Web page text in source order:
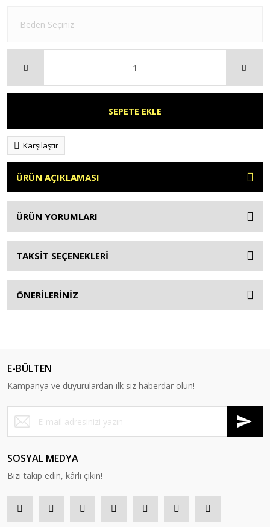
SEPETE EKLE
Karşılaştır
ÜRÜN AÇIKLAMASI
ÜRÜN YORUMLARI
TAKSİT SEÇENEKLERİ
ÖNERİLERİNİZ
E-BÜLTEN
Kampanya ve duyurulardan ilk siz haberdar olun!
SOSYAL MEDYA
Bizi takip edin, kârlı çıkın!